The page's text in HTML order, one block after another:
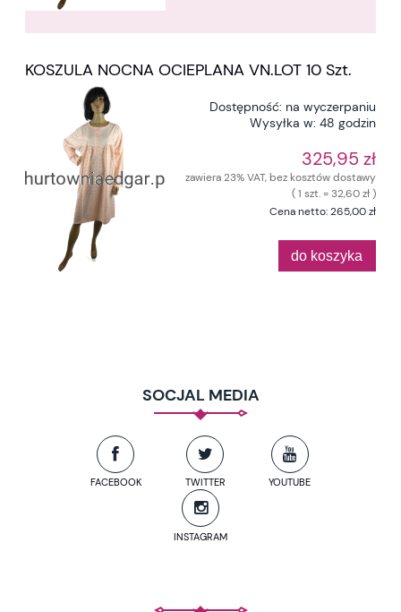
KOSZULA NOCNA OCIEPLANA VN.LOT 10 Szt.
Dostępność: na wyczerpaniu
Wysyłka w: 48 godzin
325,95 zł
zawiera 23% VAT, bez kosztów dostawy
( 1 szt. = 32,60 zł )
Cena netto:265,00 zł
do koszyka
SOCJAL MEDIA
FACEBOOK TWITTER YOUTUBE
INSTAGRAM